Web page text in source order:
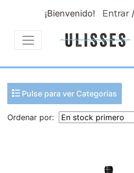
¡Bienvenido! Entrar/
Pulse para ver Categorías
Ordenar por: